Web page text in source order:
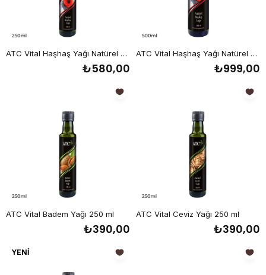
ATC Vital Haşhaş Yağı Natürel 250 ml
₺580,00
ATC Vital Haşhaş Yağı Natürel 500 ml
₺999,00
ATC Vital Badem Yağı 250 ml
₺390,00
ATC Vital Ceviz Yağı 250 ml
₺390,00
YENI